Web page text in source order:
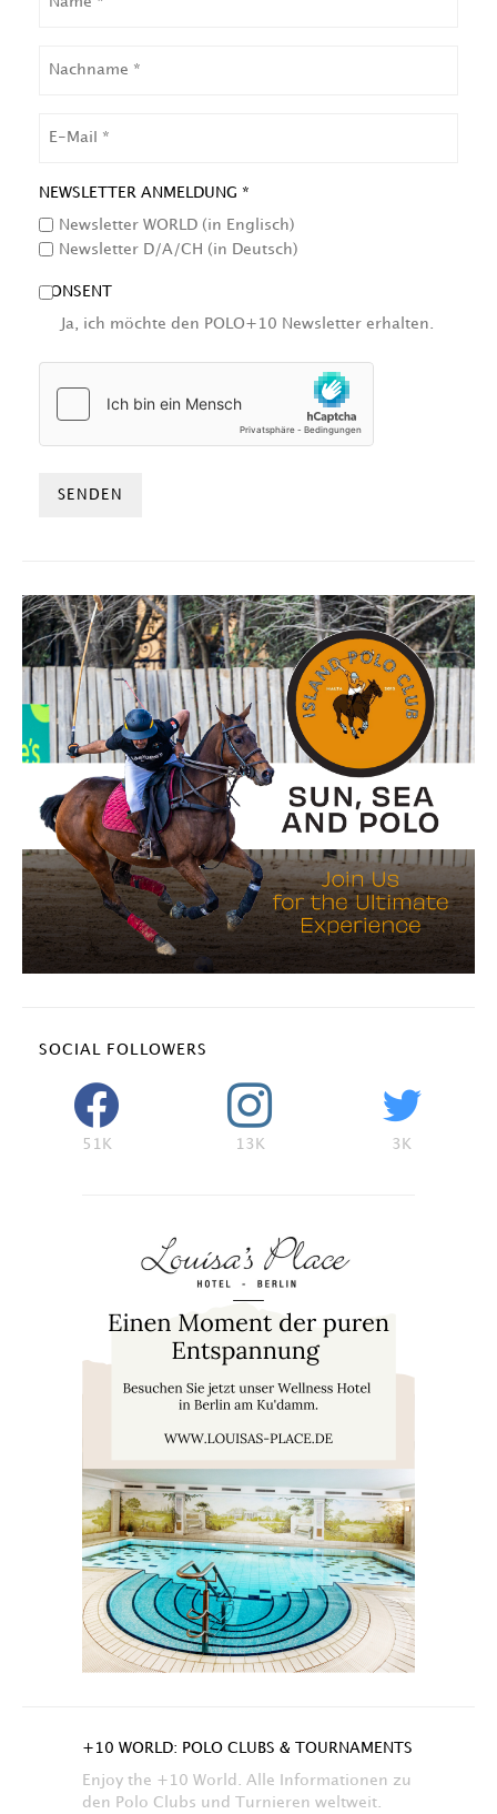
NEWSLETTER ANMELDUNG *
Newsletter WORLD (in Englisch)
Newsletter D/A/CH (in Deutsch)
CONSENT
Ja, ich möchte den POLO+10 Newsletter erhalten.
SOCIAL FOLLOWERS
51K 13K 3K
+10 WORLD: POLO CLUBS & TOURNAMENTS
Enjoy the +10 World. Alle Informationen zu
den Polo Clubs und Turnieren weltweit.